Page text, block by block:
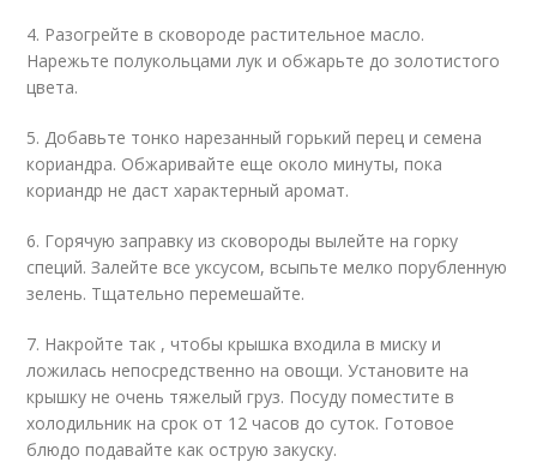
4. Разогрейте в сковороде растительное масло.
Нарежьте полукольцами лук и обжарьте до золотистого
цвета.
5. Добавьте тонко нарезанный горький перец и семена
кориандра. Обжаривайте еще около минуты, пока
кориандр не даст характерный аромат.
6. Горячую заправку из сковороды вылейте на горку
специй. Залейте все уксусом, всыпьте мелко порубленную
зелень. Тщательно перемешайте.
7. Накройте так , чтобы крышка входила в миску и
ложилась непосредственно на овощи. Установите на
крышку не очень тяжелый груз. Посуду поместите в
холодильник на срок от 12 часов до суток. Готовое
блюдо подавайте как острую закуску.